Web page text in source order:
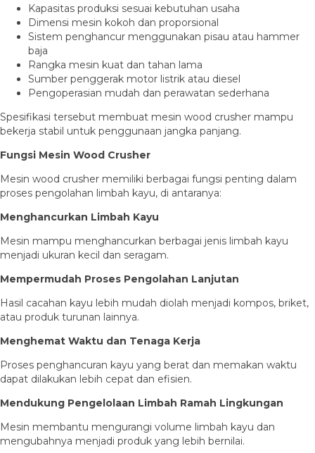
Kapasitas produksi sesuai kebutuhan usaha
Dimensi mesin kokoh dan proporsional
Sistem penghancur menggunakan pisau atau hammer
baja
Rangka mesin kuat dan tahan lama
Sumber penggerak motor listrik atau diesel
Pengoperasian mudah dan perawatan sederhana
Spesifikasi tersebut membuat mesin wood crusher mampu
bekerja stabil untuk penggunaan jangka panjang.
Fungsi Mesin Wood Crusher
Mesin wood crusher memiliki berbagai fungsi penting dalam
proses pengolahan limbah kayu, di antaranya:
Menghancurkan Limbah Kayu
Mesin mampu menghancurkan berbagai jenis limbah kayu
menjadi ukuran kecil dan seragam.
Mempermudah Proses Pengolahan Lanjutan
Hasil cacahan kayu lebih mudah diolah menjadi kompos, briket,
atau produk turunan lainnya.
Menghemat Waktu dan Tenaga Kerja
Proses penghancuran kayu yang berat dan memakan waktu
dapat dilakukan lebih cepat dan efisien.
Mendukung Pengelolaan Limbah Ramah Lingkungan
Mesin membantu mengurangi volume limbah kayu dan
mengubahnya menjadi produk yang lebih bernilai.